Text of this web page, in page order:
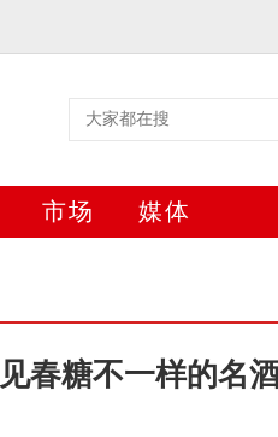
市场 媒体
春糖不一样的名